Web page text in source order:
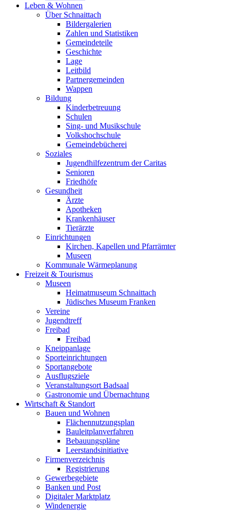
Leben & Wohnen
Über Schnaittach
Bildergalerien
Zahlen und Statistiken
Gemeindeteile
Geschichte
Lage
Leitbild
Partnergemeinden
Wappen
Bildung
Kinderbetreuung
Schulen
Sing- und Musikschule
Volkshochschule
Gemeindebücherei
Soziales
Jugendhilfezentrum der Caritas
Senioren
Friedhöfe
Gesundheit
Ärzte
Apotheken
Krankenhäuser
Tierärzte
Einrichtungen
Kirchen, Kapellen und Pfarrämter
Museen
Kommunale Wärmeplanung
Freizeit & Tourismus
Museen
Heimatmuseum Schnaittach
Jüdisches Museum Franken
Vereine
Jugendtreff
Freibad
Freibad
Kneippanlage
Sporteinrichtungen
Sportangebote
Ausflugsziele
Veranstaltungsort Badsaal
Gastronomie und Übernachtung
Wirtschaft & Standort
Bauen und Wohnen
Flächennutzungsplan
Bauleitplanverfahren
Bebauungspläne
Leerstandsinitiative
Firmenverzeichnis
Registrierung
Gewerbegebiete
Banken und Post
Digitaler Marktplatz
Windenergie